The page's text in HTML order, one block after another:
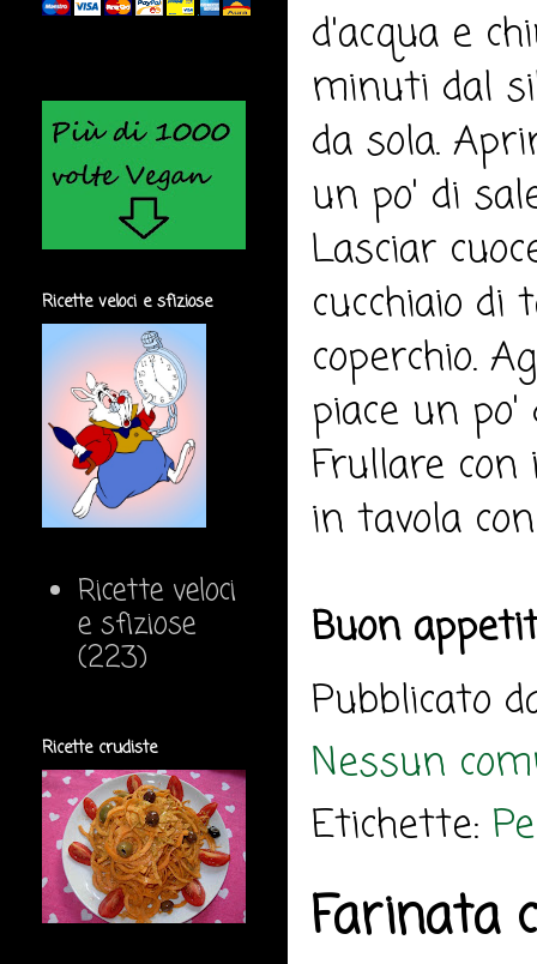
d'acqua e
minuti dal
da sola.
un po' di
Lasciar
cucchiaio
coperchio.
piace un
Frullare
in tavola
Buon
Pubblicato
Nessun
Etichette:
Farinata
Ricette veloci e sfiziose
Ricette veloci
e sfiziose
(223)
Ricette crudiste